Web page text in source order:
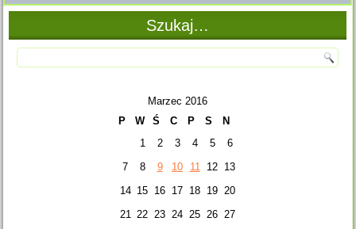
Szukaj…
Marzec 2016
P
W Ś C P S
N
1
2 3 4 5
6
7
8 9 10 11 12 13
14 15 16 17 18 19 20
21 22 23 24 25 26 27